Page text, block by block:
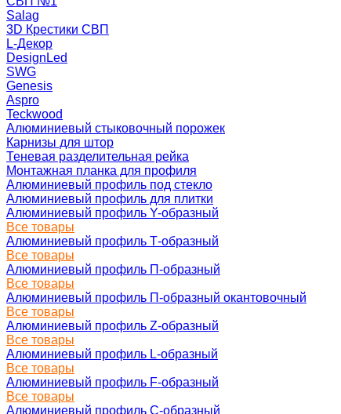
Salag
3D Крестики СВП
L-Декор
DesignLed
SWG
Genesis
Aspro
Teckwood
Алюминиевый стыковочный порожек
Карнизы для штор
Теневая разделительная рейка
Монтажная планка для профиля
Алюминиевый профиль под стекло
Алюминиевый профиль для плитки
Алюминиевый профиль Y-образный
Все товары
Алюминиевый профиль Т-образный
Все товары
Алюминиевый профиль П-образный
Все товары
Алюминиевый профиль П-образный окантовочный
Все товары
Алюминиевый профиль Z-образный
Все товары
Алюминиевый профиль L-образный
Все товары
Алюминиевый профиль F-образный
Все товары
Алюминиевый профиль C-образный